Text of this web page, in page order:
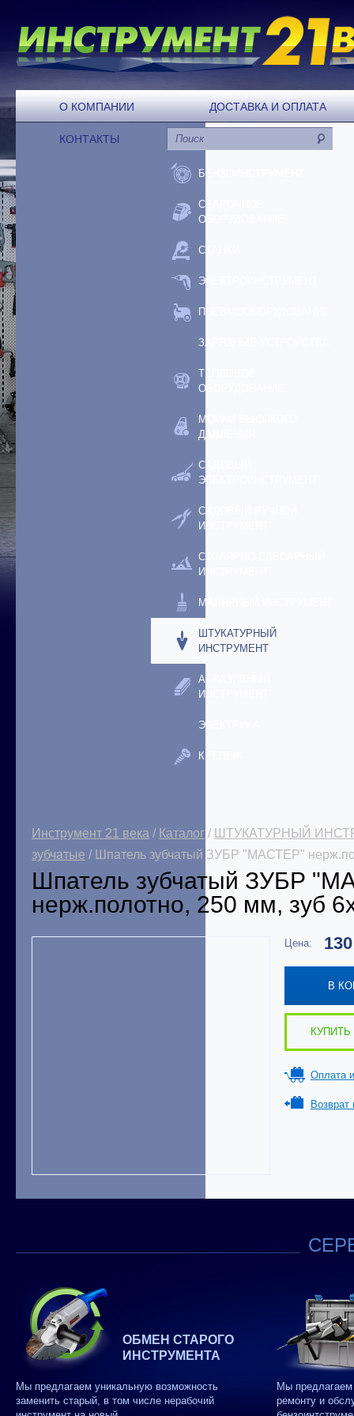
О КОМПАНИИ ДОСТАВКА И ОПЛАТА
КОНТАКТЫ
БЕНЗОИНСТРУМЕНТ
СВАРОЧНОЕ
ОБОРУДОВАНИЕ
СТАНКИ
ЭЛЕКТРОИНСТРУМЕНТ
ПНЕВМООБОРУДОВАНИЕ
ЗАРЯДНЫЕ УСТРОЙСТВА
ТЕПЛОВОЕ
ОБОРУДОВАНИЕ
МОЙКИ ВЫСОКОГО
ДАВЛЕНИЯ
САДОВЫЙ
ЭЛЕКТРОИНСТРУМЕНТ
САДОВЫЙ РУЧНОЙ
ИНСТРУМЕНТ
СТОЛЯРНО-СЛЕСАРНЫЙ
ИНСТРУМЕНТ
МАЛЯРНЫЙ ИНСТРУМЕНТ
ШТУКАТУРНЫЙ
ИНСТРУМЕНТ
АБРАЗИВНЫЙ
ИНСТРУМЕНТ
ЭЛЕКТРИКА
КРЕПЕЖ
Инструмент 21 века / Каталог / ШТУКАТУРНЫЙ
зубчатые / Шпатель зубчатый ЗУБР "МАСТЕР"
Шпатель зубчатый ЗУБР
нерж.полотно, 250 мм, зуб
Цена:
В
КУПИТЬ
Оплата
Возврат
ОБМЕН СТАРОГО
ИНСТРУМЕНТА
Мы предлагаем уникальную возможность
заменить старый, в том числе нерабочий
Мы
ремонту и